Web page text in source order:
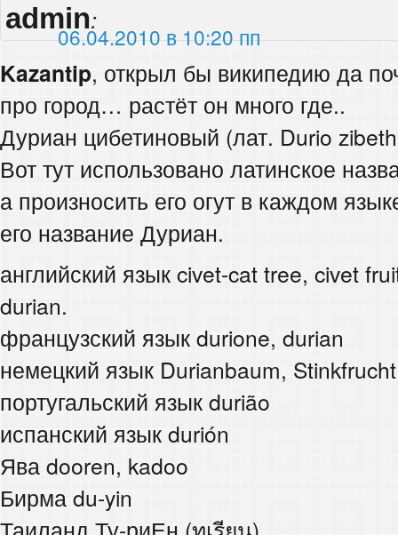
admin:
06.04.2010 в 10:20 пп
Kazantip, открыл бы википедию да
про город… растёт он много где..
Дуриан цибетиновый (лат. Durio
Вот тут использовано латинское
а произносить его огут в каждом
его название Дуриан.
английский язык civet-cat tree, civet
durian.
французский язык durione, durian
немецкий язык Durianbaum,
португальский язык durião
испанский язык durión
Ява dooren, kadoo
Бирма du-yin
Таиланд Ту-риЕн (ทุเรียน)